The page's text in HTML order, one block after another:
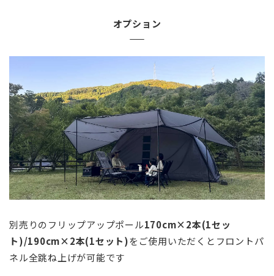
オプション
別売りのフリップアップポール170cm×2本(1セッ
ト)/190cm×2本(1セット)をご使用いただくとフロントパ
ネル全跳ね上げが可能です